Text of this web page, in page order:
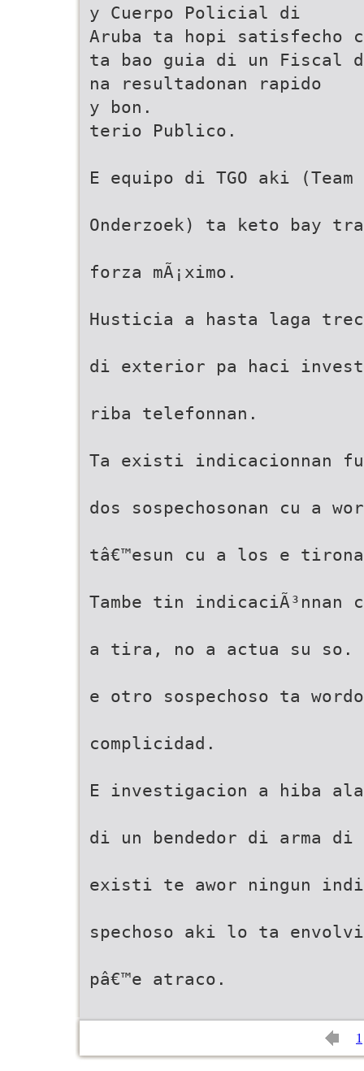
y Cuerpo Policial di
Aruba ta hopi satisfecho
ta bao guia di un Fiscal
na resultadonan rapido
y bon.
terio Publico.
E equipo di TGO aki
Onderzoek) ta keto bay
forza mÃ¡ximo.
Husticia a hasta laga
di exterior pa haci
riba telefonnan.
Ta existi indicacionnan
dos sospechosonan cu a
tâ€™esun cu a los e
Tambe tin indicaciÃ³nnan
a tira, no a actua su so.
e otro sospechoso ta
complicidad.
E investigacion a hiba
di un bendedor di arma di
existi te awor ningun
spechoso aki lo ta
pâ€™e atraco.
1